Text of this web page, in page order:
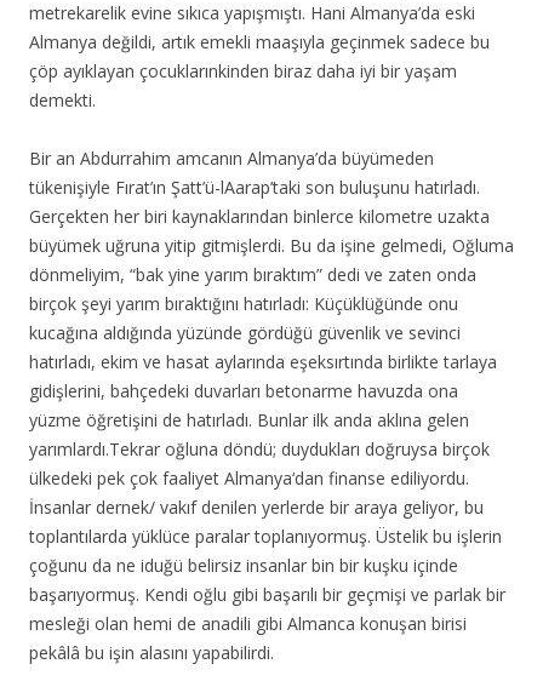
metrekarelik evine sıkıca yapışmıştı. Hani Almanya’da eski
Almanya değildi, artık emekli maaşıyla geçinmek sadece bu
çöp ayıklayan çocuklarınkinden biraz daha iyi bir yaşam
demekti.
Bir an Abdurrahim amcanın Almanya’da büyümeden
tükenişiyle Fırat’ın Şatt’ü-lAarap’taki son buluşunu hatırladı.
Gerçekten her biri kaynaklarından binlerce kilometre uzakta
büyümek uğruna yitip gitmişlerdi. Bu da işine gelmedi, Oğluma
dönmeliyim, “bak yine yarım bıraktım” dedi ve zaten onda
birçok şeyi yarım bıraktığını hatırladı: Küçüklüğünde onu
kucağına aldığında yüzünde gördüğü güvenlik ve sevinci
hatırladı, ekim ve hasat aylarında eşeksırtında birlikte tarlaya
gidişlerini, bahçedeki duvarları betonarme havuzda ona
yüzme öğretişini de hatırladı. Bunlar ilk anda aklına gelen
yarımlardı.Tekrar oğluna döndü; duydukları doğruysa birçok
ülkedeki pek çok faaliyet Almanya‘dan finanse ediliyordu.
İnsanlar dernek/ vakıf denilen yerlerde bir araya geliyor, bu
toplantılarda yüklüce paralar toplanıyormuş. Üstelik bu işlerin
çoğunu da ne iduğü belirsiz insanlar bin bir kuşku içinde
başarıyormuş. Kendi oğlu gibi başarılı bir geçmişi ve parlak bir
mesleği olan hemi de anadili gibi Almanca konuşan birisi
pekâlâ bu işin alasını yapabilirdi.